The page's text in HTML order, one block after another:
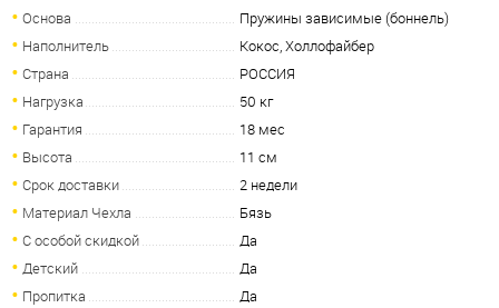
Основа
Пружины зависимые (боннель)
Наполнитель
Кокос, Холлофайбер
Страна
РОССИЯ
Нагрузка
50 кг
Гарантия
18 мес
Высота
11 см
Срок доставки
2 недели
Материал Чехла
Бязь
C особой скидкой
Да
Детский
Да
Пропитка
Да